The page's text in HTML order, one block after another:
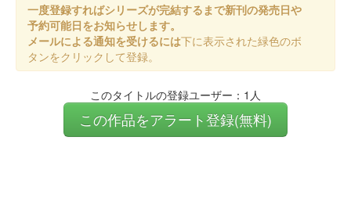
一度登録すればシリーズが完結するまで新刊の発売日や
予約可能日をお知らせします。
メールによる通知を受けるには下に表示された緑色のボ
タンをクリックして登録。
このタイトルの登録ユーザー：1人
この作品をアラート登録(無料)